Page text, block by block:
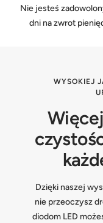
Nie jesteś
dni na zwrot
WYSOKIEJ
Dzięki naszej
nie przeoczysz
diodom LED